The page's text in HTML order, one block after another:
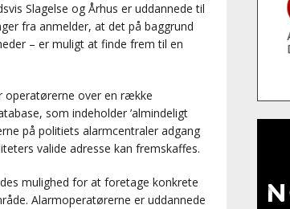
Slagelse og Århus er uddannede til
fra anmelder, at det på baggrund
– er muligt at finde frem til en
operatørerne over en række
som indeholder ’almindeligt
på politiets alarmcentraler adgang
valide adresse kan fremskaffes.
mulighed for at foretage konkrete
Alarmoperatørerne er uddannede